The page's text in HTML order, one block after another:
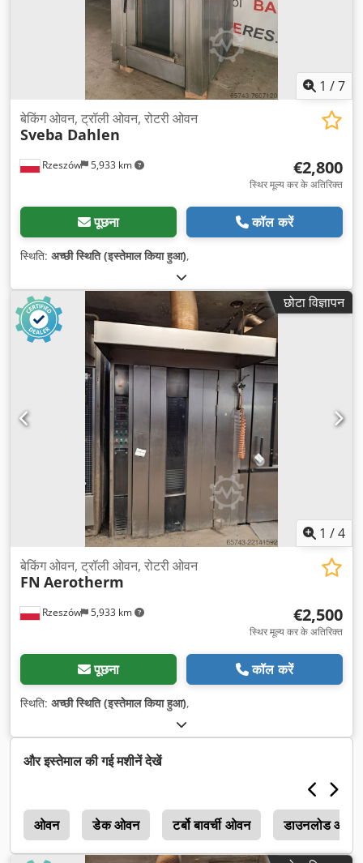
1 /7
Rzeszów 5,933 km
बेकिंग ओवन, ट्रॉली ओवन, रोटरी ओवन
Sveba Dahlen
€2,800
स्थिर मूल्य कर के अतिरिक्त
पूछना कॉल करें
स्थिति: अच्छी स्थिति (इस्तेमाल किया हुआ),
छोटा विज्ञापन
1 /4
Rzeszów 5,933 km
बेकिंग ओवन, ट्रॉली ओवन, रोटरी ओवन
FN Aerotherm
€2,500
स्थिर मूल्य कर के अतिरिक्त
पूछना कॉल करें
स्थिति: अच्छी स्थिति (इस्तेमाल किया हुआ),
और इस्तेमाल की गई मशीनें देखें
ओवन डेक ओवन टर्बो बावर्ची ओवन डाउनलोड ओवन